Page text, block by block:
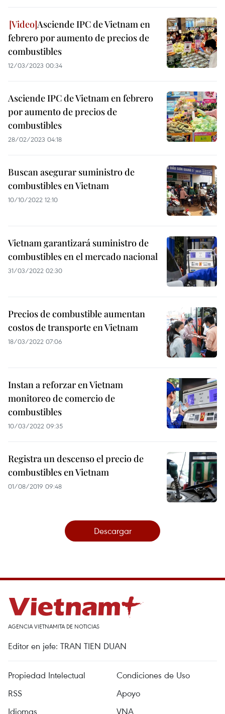
Asciende IPC de Vietnam en
febrero por aumento de precios de
combustibles
12/03/2023 00:34
Asciende IPC de Vietnam en febrero
por aumento de precios de
combustibles
28/02/2023 04:18
Buscan asegurar suministro de
combustibles en Vietnam
10/10/2022 12:10
Vietnam garantizará suministro de
combustibles en el mercado nacional
31/03/2022 02:30
Precios de combustible aumentan
costos de transporte en Vietnam
18/03/2022 07:06
Instan a reforzar en Vietnam
monitoreo de comercio de
combustibles
10/03/2022 09:35
Registra un descenso el precio de
combustibles en Vietnam
01/08/2019 09:48
Descargar
AGENCIA VIETNAMITA DE NOTICIAS
Editor en jefe: TRAN TIEN DUAN
Propiedad Intelectual
Condiciones de Uso
RSS
Apoyo
Idiomas
VNA